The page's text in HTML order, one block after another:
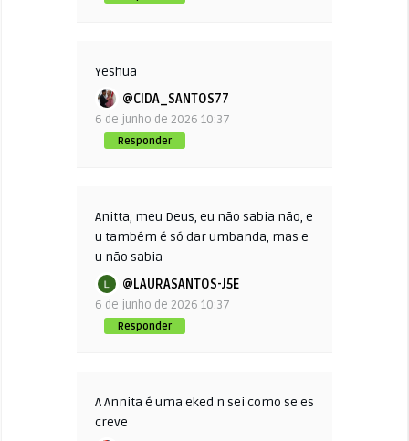
Yeshua
@CIDA_SANTOS77
6 de junho de 2026 10:37
Responder
Anitta, meu Deus, eu não sabia não, e
u também é só dar umbanda, mas e
u não sabia
@LAURASANTOS-J5E
6 de junho de 2026 10:37
Responder
A Annita é uma eked n sei como se es
creve